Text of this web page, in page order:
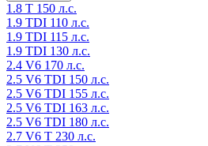
1.8 T 150 л.с.
1.9 TDI 110 л.с.
1.9 TDI 115 л.с.
1.9 TDI 130 л.с.
2.4 V6 170 л.с.
2.5 V6 TDI 150 л.с.
2.5 V6 TDI 155 л.с.
2.5 V6 TDI 163 л.с.
2.5 V6 TDI 180 л.с.
2.7 V6 T 230 л.с.